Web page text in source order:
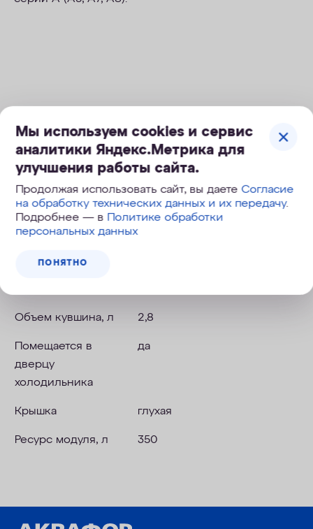
Технические характеристики
Объем кувшина, л 2,8
Помещается в
дверцу
холодильника
да
Крышка глухая
Ресурс модуля, л 350
Мы используем cookies и сервис
аналитики Яндекс.Метрика для
улучшения работы сайта.
Продолжая использовать сайт, вы даетеСогласие
на обработку технических данных и их передачу.
Подробнее — в Политике обработки
персональных данных
ПОНЯТНО